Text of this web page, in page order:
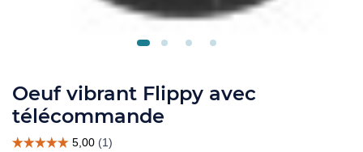
Oeuf vibrant Flippy avec
télécommande